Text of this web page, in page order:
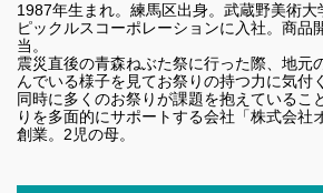
1987年生まれ。練馬区出身。武蔵野美術
ピックルスコーポレーションに⼊社。商品
当。
震災直後の⻘森ねぶた祭に⾏った際、地元
んでいる様⼦を⾒てお祭りの持つ⼒に気付く
同時に多くのお祭りが課題を抱えているこ
りを多面的にサポートする会社「株式会社
創業。2児の母。